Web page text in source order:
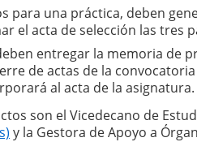
para una práctica, deben
el acta de selección las tres
entregar la memoria de
de actas de la
al acta de la asignatura.
son el Vicedecano de
y la Gestora de Apoyo a